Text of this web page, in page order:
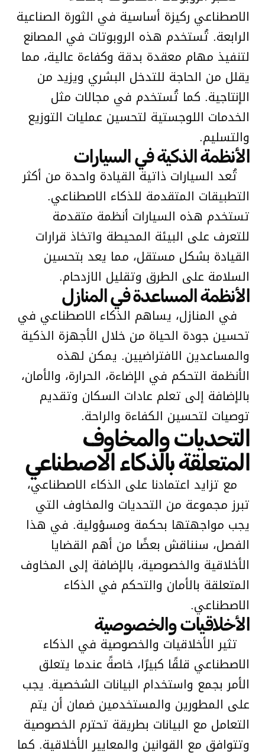
الاصطناعي ركيزة أساسية في الثورة الصناعية
الرابعة. تُستخدم هذه الروبوتات في المصانع
لتنفيذ مهام معقدة بدقة وكفاءة عالية، مما
يقلل من الحاجة للتدخل البشري ويزيد من
الإنتاجية. كما تُستخدم في مجالات مثل
الخدمات اللوجستية لتحسين عمليات التوزيع
والتسليم.
الأنظمة الذكية في السيارات
تُعد السيارات ذاتية القيادة واحدة من أكثر
التطبيقات المتقدمة للذكاء الاصطناعي.
تستخدم هذه السيارات أنظمة متقدمة
للتعرف على البيئة المحيطة واتخاذ قرارات
القيادة بشكل مستقل، مما يعد بتحسين
السلامة على الطرق وتقليل الازدحام.
الأنظمة المساعدة في المنازل
في المنازل، يساهم الذكاء الاصطناعي في
تحسين جودة الحياة من خلال الأجهزة الذكية
والمساعدين الافتراضيين. يمكن لهذه
الأنظمة التحكم في الإضاءة، الحرارة، والأمان،
بالإضافة إلى تعلم عادات السكان وتقديم
توصيات لتحسين الكفاءة والراحة.
التحديات والمخاوف
المتعلقة بالذكاء الاصطناعي
مع تزايد اعتمادنا على الذكاء الاصطناعي،
تبرز مجموعة من التحديات والمخاوف التي
يجب مواجهتها بحكمة ومسؤولية. في هذا
الفصل، سنناقش بعضًا من أهم القضايا
الأخلاقية والخصوصية، بالإضافة إلى المخاوف
المتعلقة بالأمان والتحكم في الذكاء
الاصطناعي.
الأخلاقيات والخصوصية
تثير الأخلاقيات والخصوصية في الذكاء
الاصطناعي قلقًا كبيرًا، خاصةً عندما يتعلق
الأمر بجمع واستخدام البيانات الشخصية. يجب
على المطورين والمستخدمين ضمان أن يتم
التعامل مع البيانات بطريقة تحترم الخصوصية
وتتوافق مع القوانين والمعايير الأخلاقية. كما